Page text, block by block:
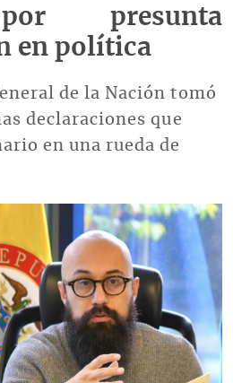
presunta
en política
de la Nación tomó
declaraciones que
en una rueda de